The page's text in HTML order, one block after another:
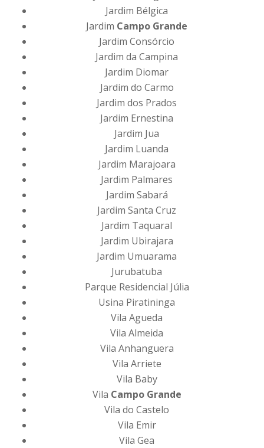
Jardim Bélgica
Jardim Campo Grande
Jardim Consórcio
Jardim da Campina
Jardim Diomar
Jardim do Carmo
Jardim dos Prados
Jardim Ernestina
Jardim Jua
Jardim Luanda
Jardim Marajoara
Jardim Palmares
Jardim Sabará
Jardim Santa Cruz
Jardim Taquaral
Jardim Ubirajara
Jardim Umuarama
Jurubatuba
Parque Residencial Júlia
Usina Piratininga
Vila Agueda
Vila Almeida
Vila Anhanguera
Vila Arriete
Vila Baby
Vila Campo Grande
Vila do Castelo
Vila Emir
Vila Gea